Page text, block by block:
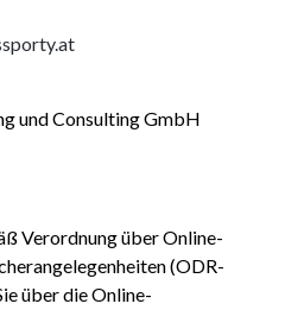
und Consulting GmbH
Verordnung über Online-
(ODR-
über die Online-